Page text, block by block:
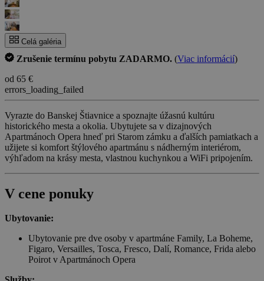
Celá galéria
Zrušenie termínu pobytu ZADARMO. (Viac informácií)
od 65 €
errors_loading_failed
Vyrazte do Banskej Štiavnice a spoznajte úžasnú kultúru
historického mesta a okolia. Ubytujete sa v dizajnových
Apartmánoch Opera hneď pri Starom zámku a ďalších pamiatkach a
užijete si komfort štýlového apartmánu s nádherným interiérom,
výhľadom na krásy mesta, vlastnou kuchynkou a WiFi pripojením.
V cene ponuky
Ubytovanie:
Ubytovanie pre dve osoby v apartmáne Family, La Boheme,
Figaro, Versailles, Tosca, Fresco, Dalí, Romance, Frida alebo
Poirot v Apartmánoch Opera